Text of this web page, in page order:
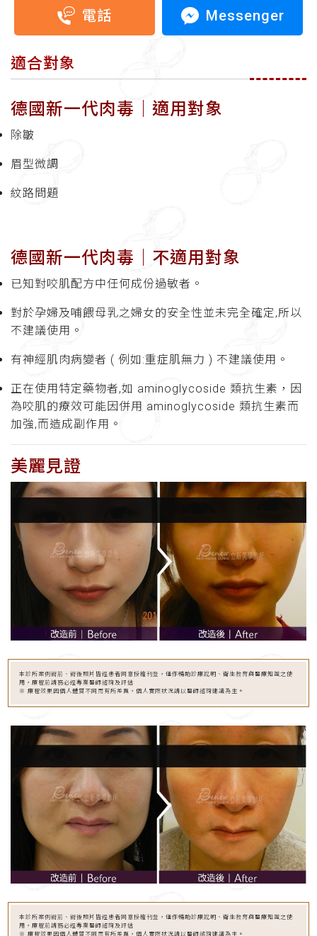
電話 Messenger
適合對象
德國新一代肉毒│適用對象
除皺
眉型微調
紋路問題
德國新一代肉毒│不適用對象
已知對咬肌配方中任何成份過敏者。
對於孕婦及哺餵母乳之婦女的安全性並未完全確定,所以
不建議使用。
有神經肌肉病變者 ( 例如:重症肌無力 ) 不建議使用。
正在使用特定藥物者,如 aminoglycoside 類抗生素，因
為咬肌的療效可能因併用 aminoglycoside 類抗生素而
加強,而造成副作用。
美麗見證
本診所案例術前、術後照片皆經患者同意授權刊登，僅作輔助診療說明、衛生教育與醫療知識之使
用，療程前請務必經專業醫師諮詢及評估
※ 療程效果因個人體質不同而有所差異，個人實際狀況請以醫師諮詢建議為主。
本診所案例術前、術後照片皆經患者同意授權刊登，僅作輔助診療說明、衛生教育與醫療知識之使
用，療程前請務必經專業醫師諮詢及評估
※ 療程效果因個人體質不同而有所差異，個人實際狀況請以醫師諮詢建議為主。